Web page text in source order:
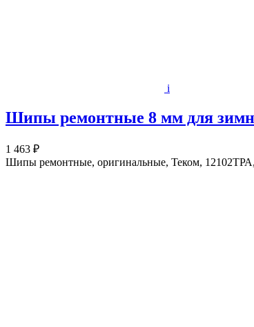
i
Шипы ремонтные 8 мм для
1 463 ₽
Шипы ремонтные, оригинальные, Теком,